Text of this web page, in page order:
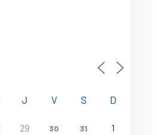
J V S D
29 30 31 1